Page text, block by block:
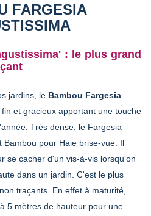
FARGESIA
: le plus grand
jardins, le Bambou Fargesia
et gracieux apportant une touche
Très dense, le Fargesia
Bambou pour Haie brise-vue. Il
se cacher d'un vis-à-vis lorsqu'on
dans un jardin. C'est le plus
traçants. En effet à maturité,
5 mètres de hauteur pour une